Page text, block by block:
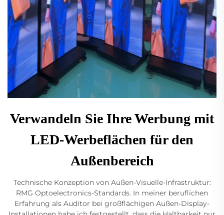
Verwandeln Sie Ihre Werbung mit
LED-Werbeflächen für den
Außenbereich
Technische Konzeption von Außen-Visuelle-Infrastruktur:
RMG Optoelectronics-Standards. In meiner beruflichen
Erfahrung als Auditor bei großflächigen Außen-Display-